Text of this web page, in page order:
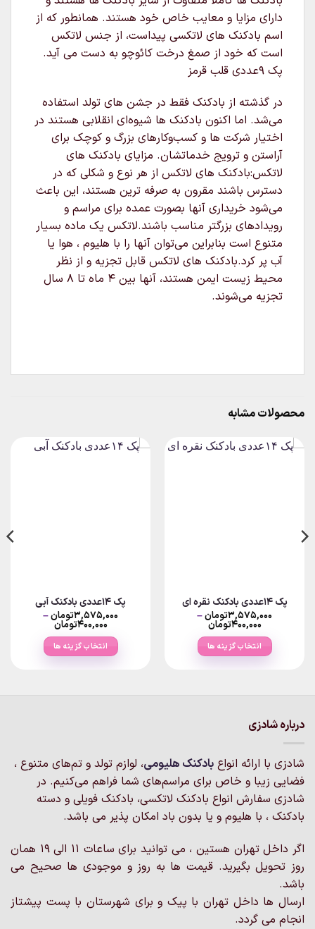
دارای مزایا و معایب خاص خود هستند. همانطور که از
اسم بادکنک های لاتکسی پیداست، از جنس لاتکس
است که خود از صمغ درخت کائوچو به دست می آید.
پک 9عددی قلب قرمز
در گذشته از بادکنک فقط در جشن های تولد استفاده
می‌شد. اما اکنون بادکنک ها شیوه‌ای انقلابی هستند در
اختیار شرکت ها و کسب‌وکارهای بزرگ و کوچک برای
آراستن و ترویج خدماتشان. مزایای بادکنک های
لاتکس:بادکنک های لاتکس از هر نوع و شکلی که در
دسترس باشند مقرون به صرفه ترین هستند، این باعث
می‌شود خریداری آنها بصورت عمده برای مراسم و
رویدادهای بزرگتر مناسب باشند.لاتکس یک ماده بسیار
متنوع است بنابراین می‌توان آنها را با هلیوم ، هوا یا
آب پر کرد.بادکنک های لاتکس قابل تجزیه و از نظر
محیط زیست ایمن هستند، آنها بین ۴ ماه تا ۸ سال
تجزیه می‌شوند.
محصولات مشابه
پک ۱۴عددی بادکنک نقره ای
۳,۵۷۵,۰۰۰تومان–
۴۰۰,۰۰۰تومانPrice
range:
through
۳,۵۷۵,۰۰۰تومان
انتخاب گزینه ها
گزینه
ها
ممکن
است
در
محصول
انتخاب
پک ۱۴عددی بادکنک آبی
۳,۵۷۵,۰۰۰تومان–
۴۰۰,۰۰۰تومانPrice
range:
through
۳,۵۷۵,۰۰۰تومان
انتخاب گزینه ها
گزینه
ها
ممکن
است
صفحه
محصول
انتخاب
درباره شادزی
شادزی با ارائه انواع بادکنک‌ هلیومی، لوازم تولد و تم‌های متنوع ،
فضایی زیبا و خاص برای مراسم‌های شما فراهم می‌کنیم. در
شادزی سفارش انواع بادکنک لاتکسی، بادکنک فویلی و دسته
بادکنک ، با هلیوم و یا بدون باد امکان پذیر می باشد.
اگر داخل تهران هستین ، می توانید برای ساعات 11 الی 19 همان
روز تحویل بگیرید. قیمت ها به روز و موجودی ها صحیح می
باشد.
ارسال ها داخل تهران با پیک و برای شهرستان با پست پیشتاز
انجام می گردد.